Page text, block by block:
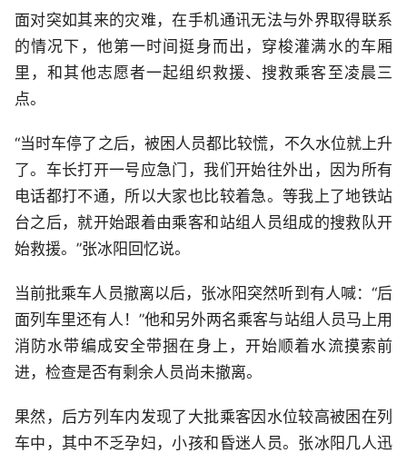
面对突如其来的灾难，在手机通讯无法与外界取得联系
的情况下，他第一时间挺身而出，穿梭灌满水的车厢
里，和其他志愿者一起组织救援、搜救乘客至凌晨三
点。
“当时车停了之后，被困人员都比较慌，不久水位就上升
了。车长打开一号应急门，我们开始往外出，因为所有
电话都打不通，所以大家也比较着急。等我上了地铁站
台之后，就开始跟着由乘客和站组人员组成的搜救队开
始救援。”张冰阳回忆说。
当前批乘车人员撤离以后，张冰阳突然听到有人喊：“后
面列车里还有人！”他和另外两名乘客与站组人员马上用
消防水带编成安全带捆在身上，开始顺着水流摸索前
进，检查是否有剩余人员尚未撤离。
果然，后方列车内发现了大批乘客因水位较高被困在列
车中，其中不乏孕妇，小孩和昏迷人员。张冰阳几人迅